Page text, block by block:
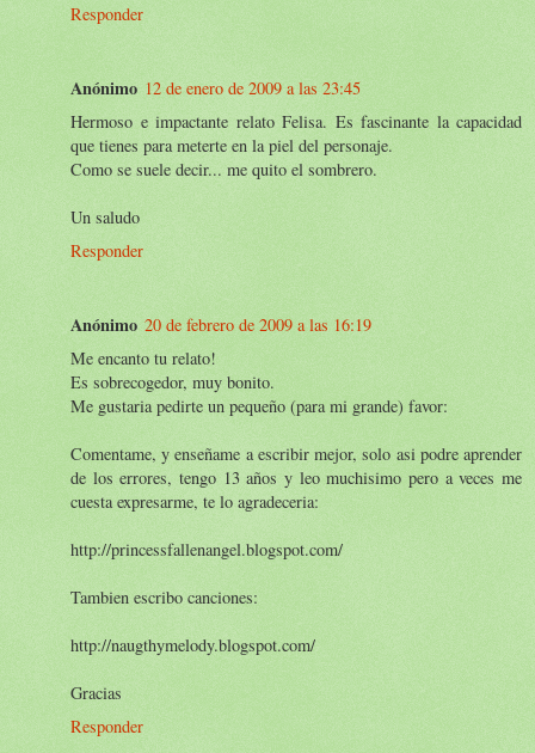
Responder
Anónimo 12 de enero de 2009 a las 23:45
Hermoso e impactante relato Felisa. Es fascinante la capacidad
que tienes para meterte en la piel del personaje.
Como se suele decir... me quito el sombrero.
Un saludo
Responder
Anónimo 20 de febrero de 2009 a las 16:19
Me encanto tu relato!
Es sobrecogedor, muy bonito.
Me gustaria pedirte un pequeño (para mi grande) favor:
Comentame, y enseñame a escribir mejor, solo asi podre aprender
de los errores, tengo 13 años y leo muchisimo pero a veces me
cuesta expresarme, te lo agradeceria:
http://princessfallenangel.blogspot.com/
Tambien escribo canciones:
http://naugthymelody.blogspot.com/
Gracias
Responder